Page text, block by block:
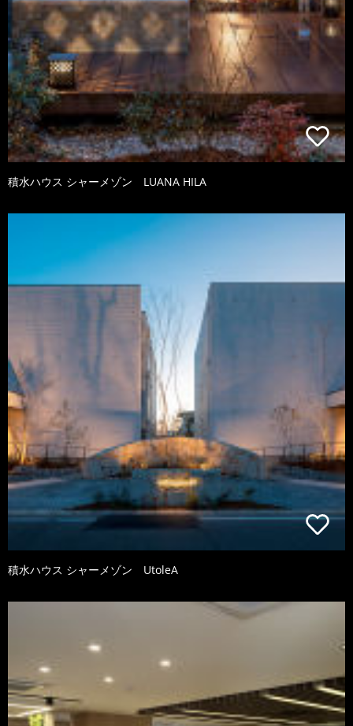
積水ハウス シャーメゾン LUANA HILA
積水ハウス シャーメゾン UtoleA